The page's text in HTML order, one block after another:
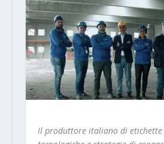
Il produttore italiano di